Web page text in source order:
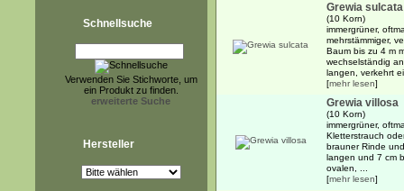
Schnellsuche
Verwenden Sie Stichworte, um
ein Produkt zu finden.
erweiterte Suche
Hersteller
Grewia sulcata
(10 Korn)
immergrüner,
mehrstämmiger,
Baum bis zu 4 m
wechselständig
langen, verkehrt
[mehr lesen]
Grewia villosa
(10 Korn)
immergrüner,
Kletterstrauch
brauner Rinde
langen und 7 cm
ovalen, ...
[mehr lesen]